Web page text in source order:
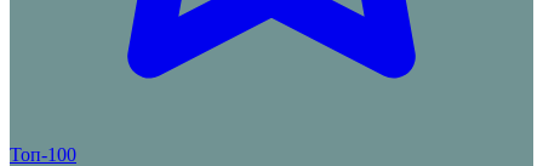
Топ-100